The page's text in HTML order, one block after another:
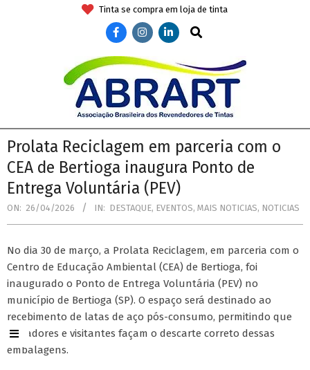
Tinta se compra em loja de tinta
Search
ABRARTNavigation
Menu
Prolata Reciclagem em parceria com o
CEA de Bertioga inaugura Ponto de
Entrega Voluntária (PEV)
ON: 26/04/2026 IN: DESTAQUE, EVENTOS, MAIS NOTICIAS, NOTICIAS
No dia 30 de março, a Prolata Reciclagem, em parceria com o
Centro de Educação Ambiental (CEA) de Bertioga, foi
inaugurado o Ponto de Entrega Voluntária (PEV) no
município de Bertioga (SP). O espaço será destinado ao
recebimento de latas de aço pós-consumo, permitindo que
moradores e visitantes façam o descarte correto dessas
embalagens.